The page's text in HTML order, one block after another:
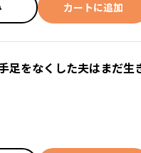
カートに追加
足をなくした夫はまだ生